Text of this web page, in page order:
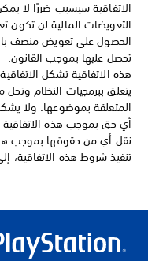
الحصول على تعويض منصف
تحصل عليها بموجب القانون.
يتعلق ببرمجيات النظام
المتعلقة بموضوعها. ولا
نقل أي من حقوقها بموجب
تنفيذ شروط هذه الاتفاقية،